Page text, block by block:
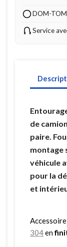
DOM-
Service
de
paire.
montage
véhicule
pour la
et
304en